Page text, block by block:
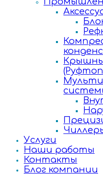
Услуги
Наши работы
Контакты
Блог компании